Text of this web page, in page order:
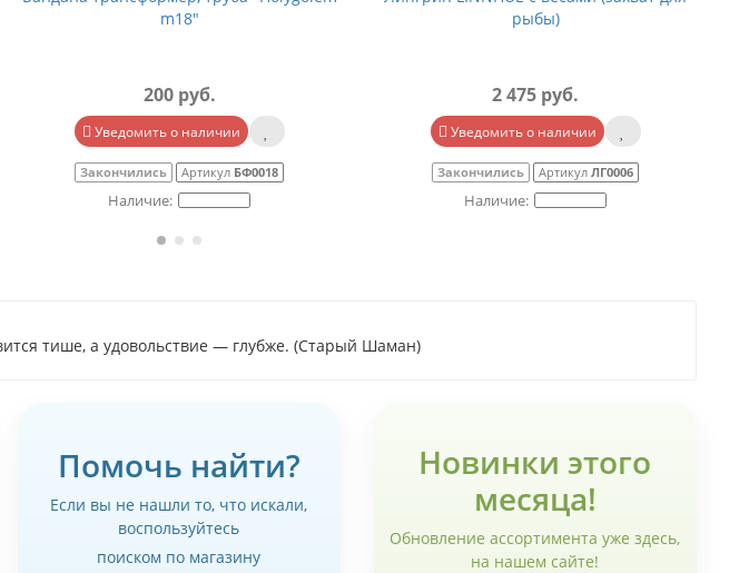
m18"
200 руб.
Уведомить о наличии
Закончились Артикул БФ0018
рыбы)
2 475 руб.
Уведомить о наличии
Закончились Артикул ЛГ0006
тише, а удовольствие — глубже. (Старый Шаман)
Помочь найти?
Если вы не нашли то, что искали,
воспользуйтесь
поиском по магазину
Новинки этого
месяца!
Обновление ассортимента уже здесь,
на нашем сайте!